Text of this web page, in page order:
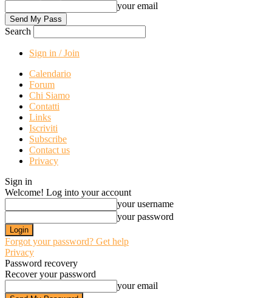
your email
Search
Sign in / Join
Calendario
Forum
Chi Siamo
Contatti
Links
Iscriviti
Subscribe
Contact us
Privacy
Sign in
Welcome! Log into your account
your username
your password
Forgot your password? Get help
Privacy
Password recovery
Recover your password
your email